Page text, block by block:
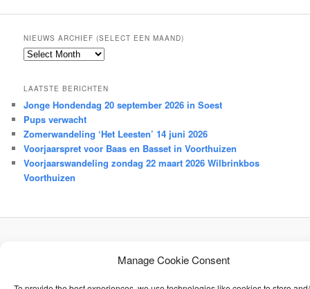
Manage Cookie Consent
NIEUWS ARCHIEF (SELECT EEN MAAND)
Nieuws
een
maand)
LAATSTE BERICHTEN
Jonge Hondendag 20 september 2026 in Soest
Pups verwacht
Zomerwandeling ‘Het Leesten’ 14 juni 2026
Voorjaarspret voor Baas en Basset in Voorthuizen
Voorjaarswandeling zondag 22 maart 2026 Wilbrinkbos
Voorthuizen